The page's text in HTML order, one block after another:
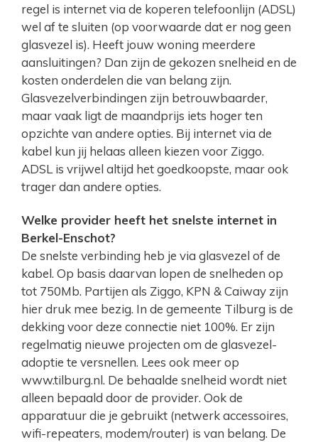
regel is internet via de koperen telefoonlijn (ADSL)
wel af te sluiten (op voorwaarde dat er nog geen
glasvezel is). Heeft jouw woning meerdere
aansluitingen? Dan zijn de gekozen snelheid en de
kosten onderdelen die van belang zijn.
Glasvezelverbindingen zijn betrouwbaarder,
maar vaak ligt de maandprijs iets hoger ten
opzichte van andere opties. Bij internet via de
kabel kun jij helaas alleen kiezen voor Ziggo.
ADSL is vrijwel altijd het goedkoopste, maar ook
trager dan andere opties.
Welke provider heeft het snelste internet in
Berkel-Enschot?
De snelste verbinding heb je via glasvezel of de
kabel. Op basis daarvan lopen de snelheden op
tot 750Mb. Partijen als Ziggo, KPN & Caiway zijn
hier druk mee bezig. In de gemeente Tilburg is de
dekking voor deze connectie niet 100%. Er zijn
regelmatig nieuwe projecten om de glasvezel-
adoptie te versnellen. Lees ook meer op
www.tilburg.nl. De behaalde snelheid wordt niet
alleen bepaald door de provider. Ook de
apparatuur die je gebruikt (netwerk accessoires,
wifi-repeaters, modem/router) is van belang. De